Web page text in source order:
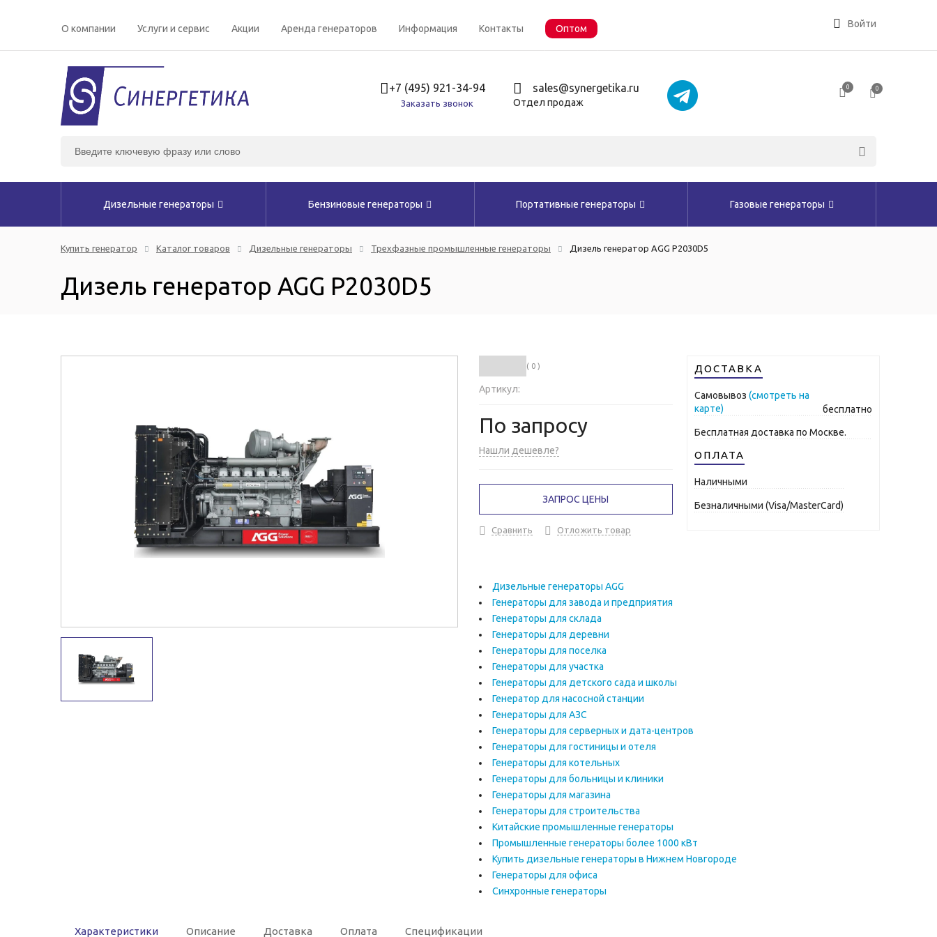
О компании Услуги и сервис Акции Аренда генераторов Информация Контакты Оптом Войти
+7 (495) 921-34-94
Заказать звонок
sales@synergetika.ru
Отдел продаж
0 0
Дизельные генераторы Бензиновые генераторы Портативные генераторы Газовые генераторы
Купить генератор Каталог товаров Дизельные генераторы Трехфазные промышленные генераторы Дизель генератор AGG P2030D5
Дизель генератор AGG P2030D5
( 0 )
Артикул:
По запросу
Нашли дешевле?
ЗАПРОС ЦЕНЫ
Сравнить Отложить товар
ДОСТАВКА
Самовывоз (смотреть на
карте)
бесплатно
Бесплатная доставка по Москве.
ОПЛАТА
Наличными
Безналичными (Visa/MasterCard)
Дизельные генераторы AGG
Генераторы для завода и предприятия
Генераторы для склада
Генераторы для деревни
Генераторы для поселка
Генераторы для участка
Генераторы для детского сада и школы
Генератор для насосной станции
Генераторы для АЗС
Генераторы для серверных и дата-центров
Генераторы для гостиницы и отеля
Генераторы для котельных
Генераторы для больницы и клиники
Генераторы для магазина
Генераторы для строительства
Китайские промышленные генераторы
Промышленные генераторы более 1000 кВт
Купить дизельные генераторы в Нижнем Новгороде
Генераторы для офиса
Синхронные генераторы
Характеристики Описание Доставка Оплата Спецификации